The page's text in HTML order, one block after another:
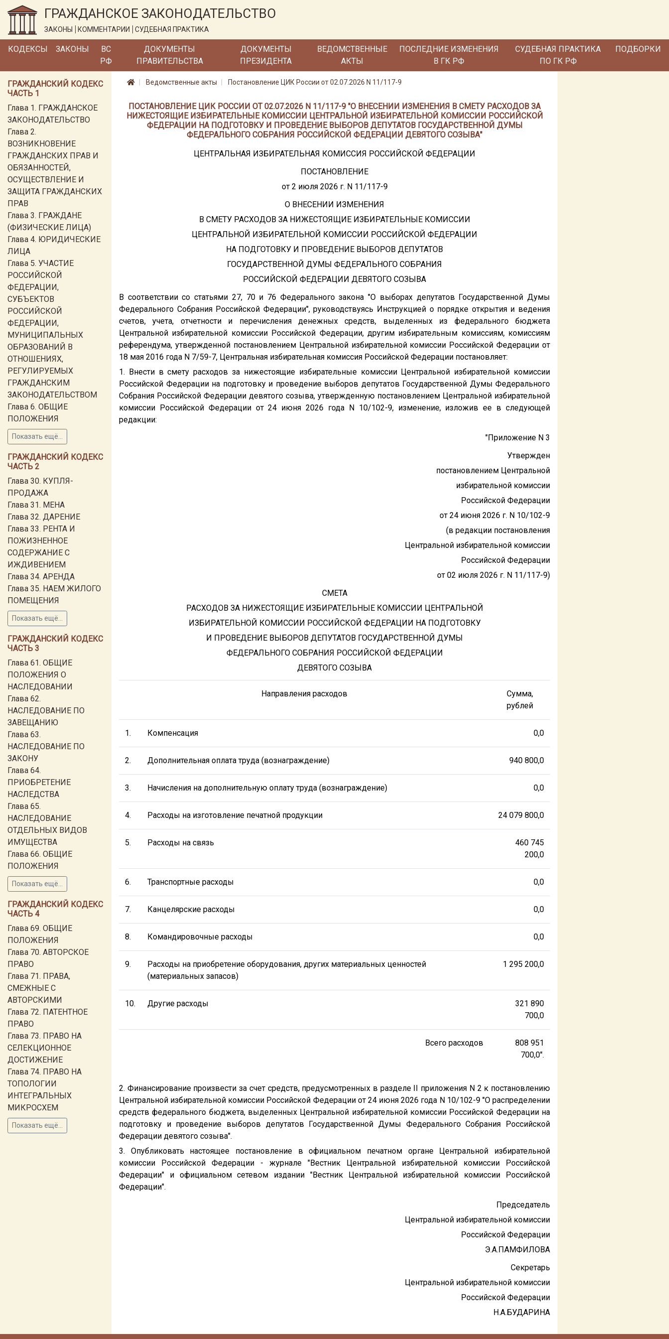
ГРАЖДАНСКОЕ ЗАКОНОДАТЕЛЬСТВО
ЗАКОНЫ КОММЕНТАРИИ СУДЕБНАЯ ПРАКТИКА
КОДЕКСЫ ЗАКОНЫ
ВС
РФ
ДОКУМЕНТЫ
ПРАВИТЕЛЬСТВА
ДОКУМЕНТЫ
ПРЕЗИДЕНТА
ВЕДОМСТВЕННЫЕ
АКТЫ
ПОСЛЕДНИЕ ИЗМЕНЕНИЯ
В ГК РФ
СУДЕБНАЯ ПРАКТИКА
ПО ГК РФ
ПОДБОРКИ
ГРАЖДАНСКИЙ КОДЕКС
ЧАСТЬ 1
Глава 1. ГРАЖДАНСКОЕ
ЗАКОНОДАТЕЛЬСТВО
Глава 2.
ВОЗНИКНОВЕНИЕ
ГРАЖДАНСКИХ ПРАВ И
ОБЯЗАННОСТЕЙ,
ОСУЩЕСТВЛЕНИЕ И
ЗАЩИТА ГРАЖДАНСКИХ
ПРАВ
Глава 3. ГРАЖДАНЕ
(ФИЗИЧЕСКИЕ ЛИЦА)
Глава 4. ЮРИДИЧЕСКИЕ
ЛИЦА
Глава 5. УЧАСТИЕ
РОССИЙСКОЙ
ФЕДЕРАЦИИ,
СУБЪЕКТОВ
РОССИЙСКОЙ
ФЕДЕРАЦИИ,
МУНИЦИПАЛЬНЫХ
ОБРАЗОВАНИЙ В
ОТНОШЕНИЯХ,
РЕГУЛИРУЕМЫХ
ГРАЖДАНСКИМ
ЗАКОНОДАТЕЛЬСТВОМ
Глава 6. ОБЩИЕ
ПОЛОЖЕНИЯ
Показать ещё...
ГРАЖДАНСКИЙ КОДЕКС
ЧАСТЬ 2
Глава 30. КУПЛЯ-
ПРОДАЖА
Глава 31. МЕНА
Глава 32. ДАРЕНИЕ
Глава 33. РЕНТА И
ПОЖИЗНЕННОЕ
СОДЕРЖАНИЕ С
ИЖДИВЕНИЕМ
Глава 34. АРЕНДА
Глава 35. НАЕМ ЖИЛОГО
ПОМЕЩЕНИЯ
Показать ещё...
ГРАЖДАНСКИЙ КОДЕКС
ЧАСТЬ 3
Глава 61. ОБЩИЕ
ПОЛОЖЕНИЯ О
НАСЛЕДОВАНИИ
Глава 62.
НАСЛЕДОВАНИЕ ПО
ЗАВЕЩАНИЮ
Глава 63.
НАСЛЕДОВАНИЕ ПО
ЗАКОНУ
Глава 64.
ПРИОБРЕТЕНИЕ
НАСЛЕДСТВА
Глава 65.
НАСЛЕДОВАНИЕ
ОТДЕЛЬНЫХ ВИДОВ
ИМУЩЕСТВА
Глава 66. ОБЩИЕ
ПОЛОЖЕНИЯ
Показать ещё...
ГРАЖДАНСКИЙ КОДЕКС
ЧАСТЬ 4
Глава 69. ОБЩИЕ
ПОЛОЖЕНИЯ
Глава 70. АВТОРСКОЕ
ПРАВО
Глава 71. ПРАВА,
СМЕЖНЫЕ С
АВТОРСКИМИ
Глава 72. ПАТЕНТНОЕ
ПРАВО
Глава 73. ПРАВО НА
СЕЛЕКЦИОННОЕ
ДОСТИЖЕНИЕ
Глава 74. ПРАВО НА
ТОПОЛОГИИ
ИНТЕГРАЛЬНЫХ
МИКРОСХЕМ
Показать ещё...
Ведомственные акты Постановление ЦИК России от 02.07.2026 N 11/117-9
ПОСТАНОВЛЕНИЕ ЦИК РОССИИ ОТ 02.07.2026 N 11/117-9 "О ВНЕСЕНИИ ИЗМЕНЕНИЯ В СМЕТУ РАСХОДОВ ЗА
НИЖЕСТОЯЩИЕ ИЗБИРАТЕЛЬНЫЕ КОМИССИИ ЦЕНТРАЛЬНОЙ ИЗБИРАТЕЛЬНОЙ КОМИССИИ РОССИЙСКОЙ
ФЕДЕРАЦИИ НА ПОДГОТОВКУ И ПРОВЕДЕНИЕ ВЫБОРОВ ДЕПУТАТОВ ГОСУДАРСТВЕННОЙ ДУМЫ
ФЕДЕРАЛЬНОГО СОБРАНИЯ РОССИЙСКОЙ ФЕДЕРАЦИИ ДЕВЯТОГО СОЗЫВА"
ЦЕНТРАЛЬНАЯ ИЗБИРАТЕЛЬНАЯ КОМИССИЯ РОССИЙСКОЙ ФЕДЕРАЦИИ
ПОСТАНОВЛЕНИЕ
от 2 июля 2026 г. N 11/117-9
О ВНЕСЕНИИ ИЗМЕНЕНИЯ
В СМЕТУ РАСХОДОВ ЗА НИЖЕСТОЯЩИЕ ИЗБИРАТЕЛЬНЫЕ КОМИССИИ
ЦЕНТРАЛЬНОЙ ИЗБИРАТЕЛЬНОЙ КОМИССИИ РОССИЙСКОЙ ФЕДЕРАЦИИ
НА ПОДГОТОВКУ И ПРОВЕДЕНИЕ ВЫБОРОВ ДЕПУТАТОВ
ГОСУДАРСТВЕННОЙ ДУМЫ ФЕДЕРАЛЬНОГО СОБРАНИЯ
РОССИЙСКОЙ ФЕДЕРАЦИИ ДЕВЯТОГО СОЗЫВА
В соответствии со статьями 27, 70 и 76 Федерального закона "О выборах депутатов Государственной Думы
Федерального Собрания Российской Федерации", руководствуясь Инструкцией о порядке открытия и ведения
счетов, учета, отчетности и перечисления денежных средств, выделенных из федерального бюджета
Центральной избирательной комиссии Российской Федерации, другим избирательным комиссиям, комиссиям
референдума, утвержденной постановлением Центральной избирательной комиссии Российской Федерации от
18 мая 2016 года N 7/59-7, Центральная избирательная комиссия Российской Федерации постановляет:
1. Внести в смету расходов за нижестоящие избирательные комиссии Центральной избирательной комиссии
Российской Федерации на подготовку и проведение выборов депутатов Государственной Думы Федерального
Собрания Российской Федерации девятого созыва, утвержденную постановлением Центральной избирательной
комиссии Российской Федерации от 24 июня 2026 года N 10/102-9, изменение, изложив ее в следующей
редакции:
"Приложение N 3
Утвержден
постановлением Центральной
избирательной комиссии
Российской Федерации
от 24 июня 2026 г. N 10/102-9
(в редакции постановления
Центральной избирательной комиссии
Российской Федерации
от 02 июля 2026 г. N 11/117-9)
СМЕТА
РАСХОДОВ ЗА НИЖЕСТОЯЩИЕ ИЗБИРАТЕЛЬНЫЕ КОМИССИИ ЦЕНТРАЛЬНОЙ
ИЗБИРАТЕЛЬНОЙ КОМИССИИ РОССИЙСКОЙ ФЕДЕРАЦИИ НА ПОДГОТОВКУ
И ПРОВЕДЕНИЕ ВЫБОРОВ ДЕПУТАТОВ ГОСУДАРСТВЕННОЙ ДУМЫ
ФЕДЕРАЛЬНОГО СОБРАНИЯ РОССИЙСКОЙ ФЕДЕРАЦИИ
ДЕВЯТОГО СОЗЫВА
Направления расходов
Сумма,
рублей
1. Компенсация 0,0
2. Дополнительная оплата труда (вознаграждение) 940 800,0
3. Начисления на дополнительную оплату труда (вознаграждение) 0,0
4. Расходы на изготовление печатной продукции 24 079 800,0
5. Расходы на связь
460 745
200,0
6. Транспортные расходы 0,0
7. Канцелярские расходы 0,0
8. Командировочные расходы 0,0
9.
Расходы на приобретение оборудования, других материальных ценностей
(материальных запасов)
1 295 200,0
10. Другие расходы
321 890
700,0
Всего расходов
808 951
700,0".
2. Финансирование произвести за счет средств, предусмотренных в разделе II приложения N 2 к постановлению
Центральной избирательной комиссии Российской Федерации от 24 июня 2026 года N 10/102-9 "О распределении
средств федерального бюджета, выделенных Центральной избирательной комиссии Российской Федерации на
подготовку и проведение выборов депутатов Государственной Думы Федерального Собрания Российской
Федерации девятого созыва".
3. Опубликовать настоящее постановление в официальном печатном органе Центральной избирательной
комиссии Российской Федерации - журнале "Вестник Центральной избирательной комиссии Российской
Федерации" и официальном сетевом издании "Вестник Центральной избирательной комиссии Российской
Федерации".
Председатель
Центральной избирательной комиссии
Российской Федерации
Э.А.ПАМФИЛОВА
Секретарь
Центральной избирательной комиссии
Российской Федерации
Н.А.БУДАРИНА